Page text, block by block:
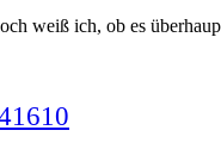
weiß ich, ob es